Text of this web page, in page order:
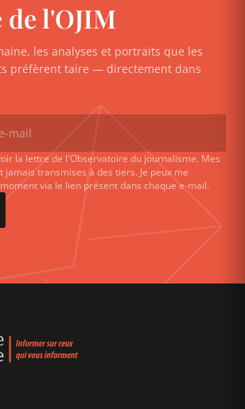
l'OJIM
les analyses et portraits que les
préfèrent taire — directement dans
la lettre de l'Observatoire du journalisme. Mes
jamais transmises à des tiers. Je peux me
via le lien présent dans chaque e-mail.